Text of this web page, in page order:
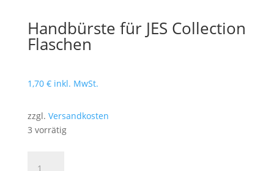
Handbürste für JES Collection
Flaschen
1,70 € inkl. MwSt.
zzgl. Versandkosten
3 vorrätig